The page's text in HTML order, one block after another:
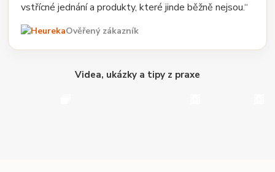
vstřícné jednání a produkty, které jinde běžně nejsou.“
Ověřený zákazník
Videa, ukázky a tipy z praxe